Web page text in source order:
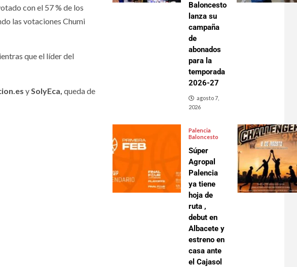
con el 57 % de los
las votaciones Chumi
que el líder del
ySolyEca, queda de
Baloncesto
lanza su
campaña
de
abonados
para la
temporada
2026-27
agosto 7,
2026
Palencia
Baloncesto
Súper
Agropal
Palencia
ya tiene
hoja de
ruta ,
debut en
Albacete y
estreno en
casa ante
el Cajasol